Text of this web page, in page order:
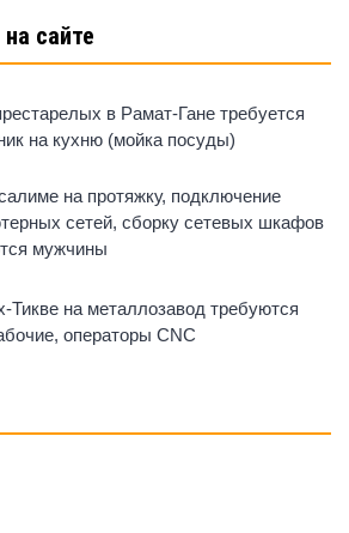
сайте
в Рамат-Гане требуется
на кухню (мойка посуды)
на протяжку, подключение
сетей, сборку сетевых шкафов
мужчины
Тикве на металлозавод требуются
операторы CNC